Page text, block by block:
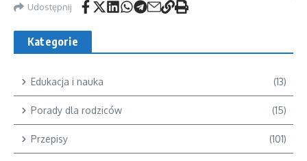
Udostępnij
Kategorie
Edukacja i nauka (13)
Porady dla rodziców (15)
Przepisy (101)